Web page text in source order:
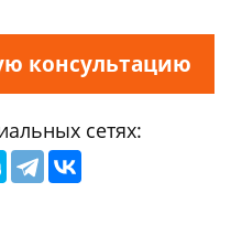
консультацию
сетях: